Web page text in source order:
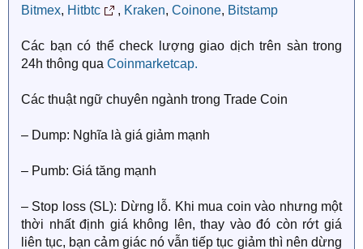
Bitmex, Hitbtc , Kraken, Coinone, Bitstamp
Các bạn có thể check lượng giao dịch trên sàn trong
24h thông qua Coinmarketcap.
Các thuật ngữ chuyên ngành trong Trade Coin
– Dump: Nghĩa là giá giảm mạnh
– Pumb: Giá tăng mạnh
– Stop loss (SL): Dừng lỗ. Khi mua coin vào nhưng một
thời nhất định giá không lên, thay vào đó còn rớt giá
liên tục, bạn cảm giác nó vẫn tiếp tục giảm thì nên dừng